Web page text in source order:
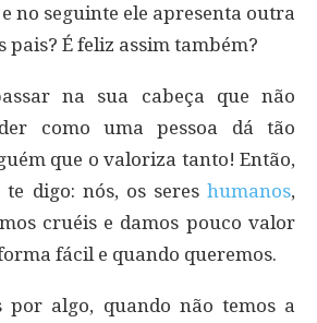
no seguinte ele apresenta outra
pais? É feliz assim também?
na sua cabeça que não
como uma pessoa dá tão
que o valoriza tanto! Então,
digo: nós, os seres humanos,
cruéis e damos pouco valor
fácil e quando queremos.
por algo, quando não temos a